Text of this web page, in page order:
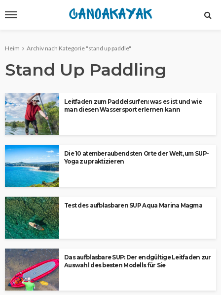
Heim Archiv nach Kategorie "stand up paddle"
Stand Up Paddling
Leitfaden zum Paddelsurfen: was es ist und wie
man diesen Wassersport erlernen kann
Die 10 atemberaubendsten Orte der Welt, um SUP-
Yoga zu praktizieren
Test des aufblasbaren SUP Aqua Marina Magma
Das aufblasbare SUP: Der endgültige Leitfaden zur
Auswahl des besten Modells für Sie